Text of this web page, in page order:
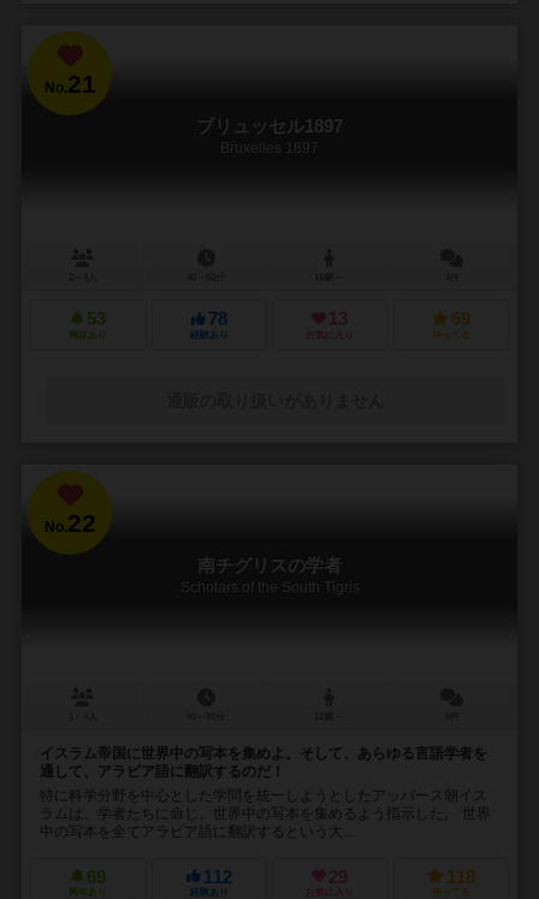
No.21
ブリュッセル1897
Bruxelles 1897
53
興味あり
78
経験あり
13
お気に入り
69
持ってる
No.22
南チグリスの学者
Scholars of the South Tigris
イスラム帝国に世界中の写本を集めよ。そして、あらゆる言語学者を
通して、アラビア語に翻訳するのだ！
特に科学分野を中心とした学問を統一しようとしたアッバース朝イス
ラムは、学者たちに命じ、世界中の写本を集めるよう指示した。 世界
中の写本を全てアラビア語に翻訳するという大...
69
興味あり
112
経験あり
29
お気に入り
118
持ってる